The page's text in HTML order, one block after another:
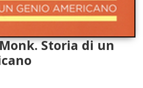
Storia di un